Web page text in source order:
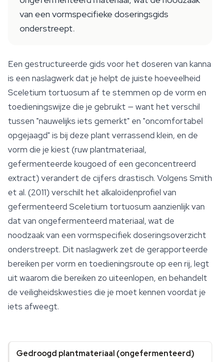
van een vormspecifieke doseringsgids
onderstreept.
Een gestructureerde gids voor het doseren van kanna
is een naslagwerk dat je helpt de juiste hoeveelheid
Sceletium tortuosum af te stemmen op de vorm en
toedieningswijze die je gebruikt — want het verschil
tussen "nauwelijks iets gemerkt" en "oncomfortabel
opgejaagd" is bij deze plant verrassend klein, en de
vorm die je kiest (ruw plantmateriaal,
gefermenteerde kougoed of een geconcentreerd
extract) verandert de cijfers drastisch. Volgens Smith
et al. (2011) verschilt het alkaloïdenprofiel van
gefermenteerd Sceletium tortuosum aanzienlijk van
dat van ongefermenteerd materiaal, wat de
noodzaak van een vormspecifiek doseringsoverzicht
onderstreept. Dit naslagwerk zet de gerapporteerde
bereiken per vorm en toedieningsroute op een rij, legt
uit waarom die bereiken zo uiteenlopen, en behandelt
de veiligheidskwesties die je moet kennen voordat je
iets afweegt.
Gedroogd plantmateriaal (ongefermenteerd)